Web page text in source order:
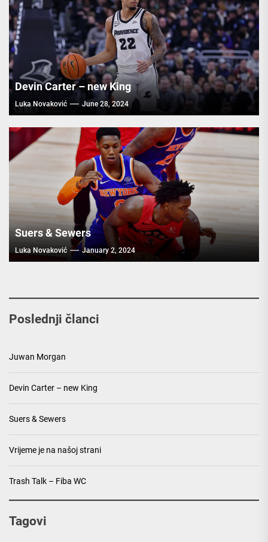
Devin Carter – new King
Luka Novaković June 28, 2024
Suers & Sewers
Luka Novaković January 2, 2024
Poslednji članci
Juwan Morgan
Devin Carter – new King
Suers & Sewers
Vrijeme je na našoj strani
Trash Talk – Fiba WC
Tagovi